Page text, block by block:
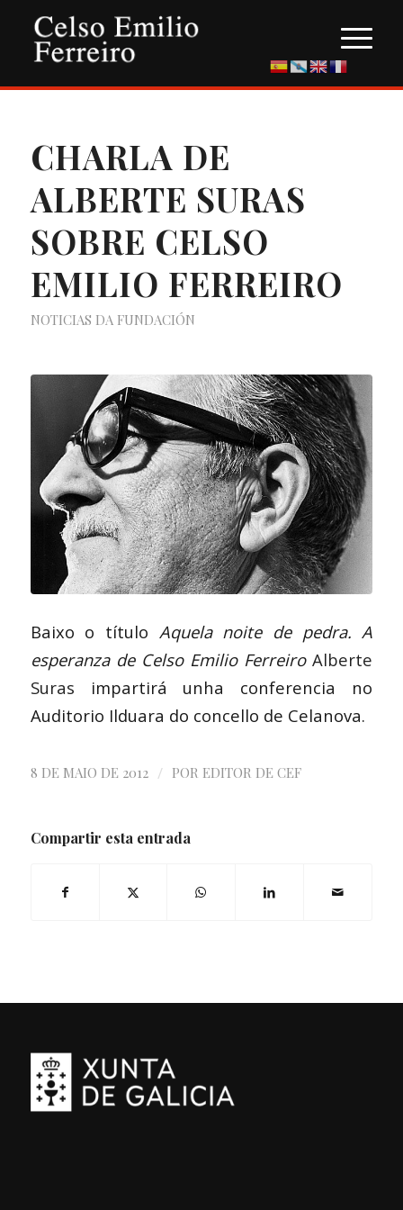
CHARLA DE
ALBERTE SURAS
SOBRE CELSO
EMILIO FERREIRO
NOTICIAS DA FUNDACIÓN
Baixo o título Aquela noite de pedra. A
esperanza de Celso Emilio FerreiroAlberte
Suras impartirá unha conferencia no
Auditorio Ilduara do concello de Celanova.
8 DE MAIO DE 2012 / POR EDITOR DE CEF
Compartir esta entrada